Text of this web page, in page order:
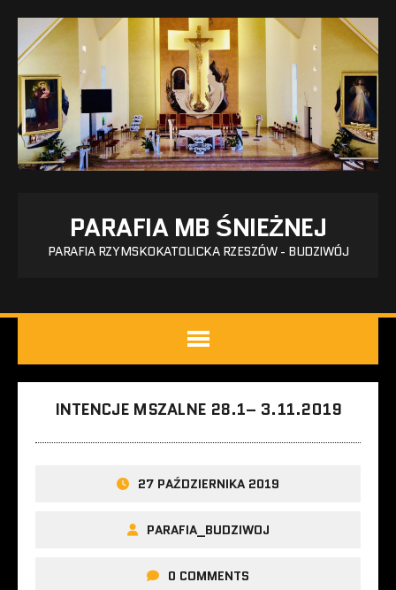
PARAFIA MB ŚNIEŻNEJ
PARAFIA RZYMSKOKATOLICKA RZESZÓW - BUDZIWÓJ
INTENCJE MSZALNE 28.1– 3.11.2019
27 PAŹDZIERNIKA 2019
PARAFIA_BUDZIWOJ
0 COMMENTS